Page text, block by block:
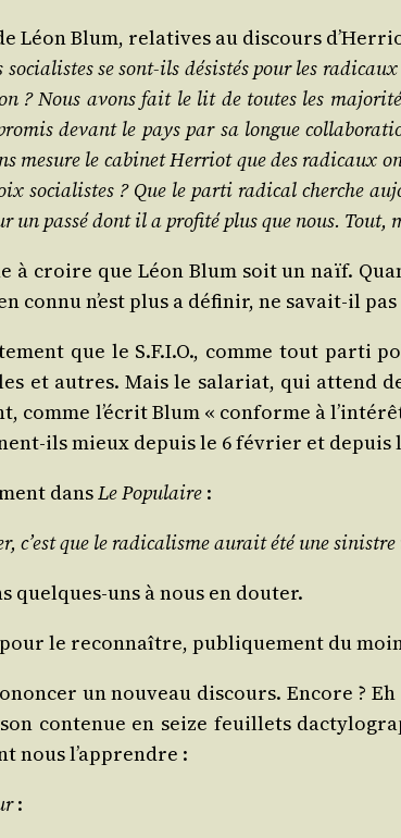
Léon Blum, rela­tives au dis­cours
socia­listes se sont-ils désis­tés pour les
? Nous avons fait le lit de toutes les
devant le pays par sa longue
mesure le cabi­net Her­riot que des radi­caux
socia­listes ? Que le par­ti radi­cal cherche
pas­sé dont il a pro­fi­té plus que nous. Tout,
à croire que Léon Blum soit un naïf.
connu n’est plus a défi­nir, ne savait-il
que le S.F.I.O., comme tout
et autres. Mais le sala­riat, qui attend
comme l’é­crit Blum « conforme à
ils mieux depuis le 6 février et depuis
dansLe Popu­laire:
c’est que le radi­ca­lisme aurait été une
quelques-uns à nous en douter.
le recon­naître, publi­que­ment du
un nou­veau dis­cours. Encore ?
conte­nue en seize feuillets
nous l’apprendre :
: